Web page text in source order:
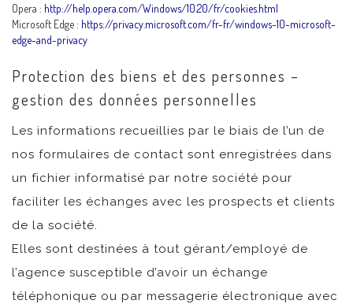
Opera : http://help.opera.com/Windows/10.20/fr/cookies.html
Microsoft Edge : https://privacy.microsoft.com/fr-fr/windows-10-microsoft-
edge-and-privacy
Protection des biens et des personnes –
gestion des données personnelles
Les informations recueillies par le biais de l’un de
nos formulaires de contact sont enregistrées dans
un fichier informatisé par notre société pour
faciliter les échanges avec les prospects et clients
de la société.
Elles sont destinées à tout gérant/employé de
l’agence susceptible d’avoir un échange
téléphonique ou par messagerie électronique avec